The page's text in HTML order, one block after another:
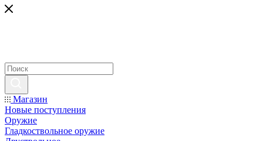
Магазин
Новые поступления
Оружие
Гладкоствольное оружие